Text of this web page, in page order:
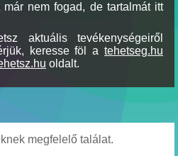
nem fogad, de tartalmát itt
aktuális tevékenységeiről
keresse föl a tehetseg.hu
oldalt.
megfelelő találat.